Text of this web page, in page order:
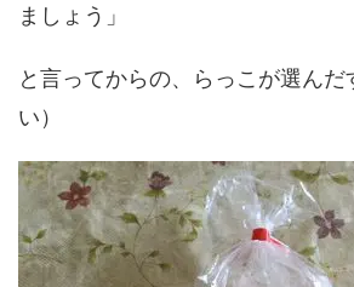
ましょう」
と言ってからの、らっこが選ん
い）